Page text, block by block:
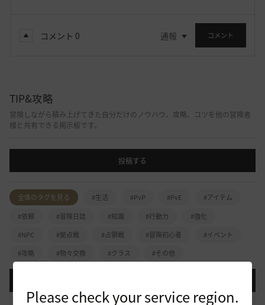
Please check your service region.
コメント 0 通報 コメント
TIP&攻略
冒険しながら積み上げてきた自分だけのノウハウ、攻略、コツを他の冒険者
様と共有できる掲示板です。
投稿する
全体のタグを見る #生活 #PvP #PvE
#アイテム
#依頼
#冒険日誌 #知識 #行動力
#強化
#NPC
#拠点戦 #占領戦 #冒険初心者
#イベント
#攻略
#物々交換 #クラス #その他